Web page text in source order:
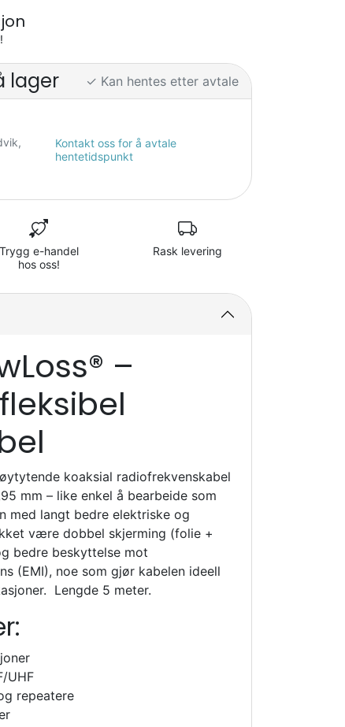
lager ✓ Kan hentes etter avtale
Kontakt oss for å avtale
hentetidspunkt
Trygg e-handel
hos oss!
Rask levering
–
koaksial radiofrekvenskabel
mm – like enkel å bearbeide som
med langt bedre elektriske og
være dobbel skjerming (folie +
bedre beskyttelse mot
(EMI), noe som gjør kabelen ideell
Lengde 5 meter.
UHF
repeatere